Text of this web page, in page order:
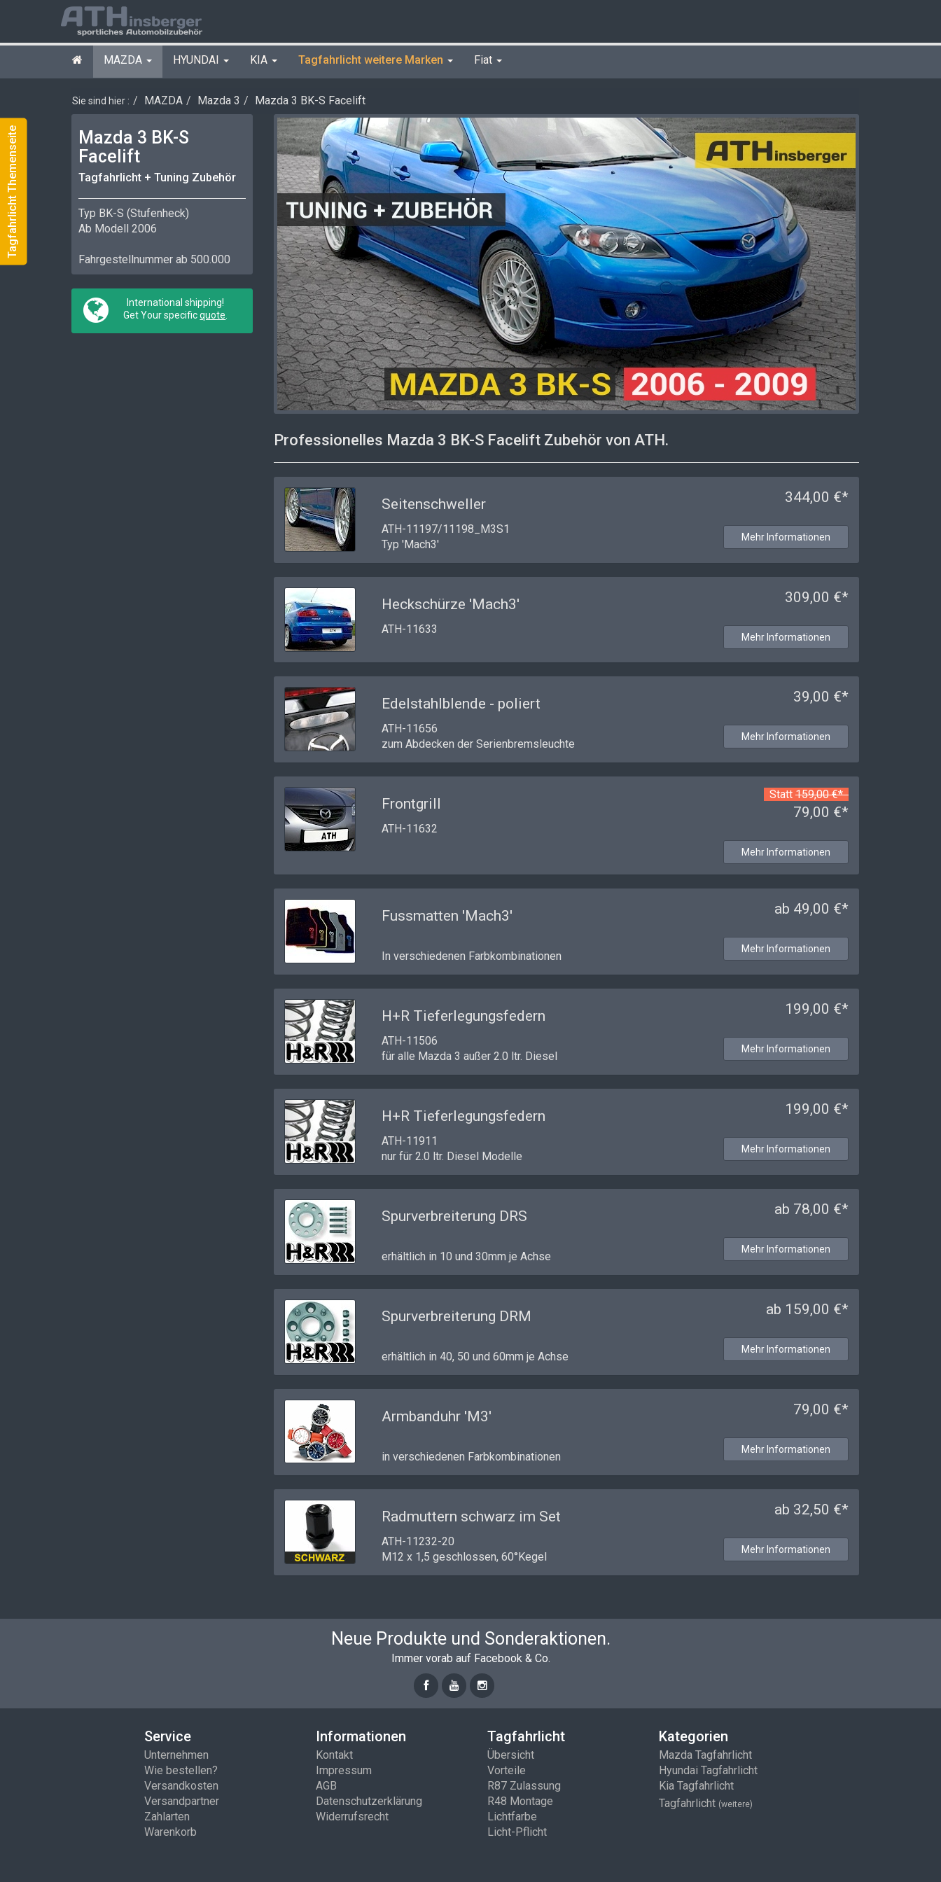
Tagfahrlicht Themenseite
MAZDA HYUNDAI KIA Tagfahrlicht weitere Marken Fiat
Sie sind hier : MAZDA Mazda 3 Mazda 3 BK-S Facelift
Mazda 3 BK-S
Facelift
Tagfahrlicht + Tuning Zubehör
Typ BK-S (Stufenheck)
Ab Modell 2006
Fahrgestellnummer ab 500.000
International shipping!
Get Your specificquote
Professionelles Mazda 3 BK-S Facelift Zubehör von ATH.
Seitenschweller
ATH-11197/11198_M3S1
Typ 'Mach3'
344,00 €*
Mehr Informationen
Heckschürze 'Mach3'
ATH-11633
309,00 €*
Mehr Informationen
Edelstahlblende - poliert
ATH-11656
zum Abdecken der Serienbremsleuchte
39,00 €*
Mehr Informationen
Frontgrill
ATH-11632
Statt 159,00 €*
79,00 €*
Mehr Informationen
Fussmatten 'Mach3'
In verschiedenen Farbkombinationen
ab 49,00 €*
Mehr Informationen
H+R Tieferlegungsfedern
ATH-11506
für alle Mazda 3 außer 2.0 ltr. Diesel
199,00 €*
Mehr Informationen
H+R Tieferlegungsfedern
ATH-11911
nur für 2.0 ltr. Diesel Modelle
199,00 €*
Mehr Informationen
Spurverbreiterung DRS
erhältlich in 10 und 30mm je Achse
ab 78,00 €*
Mehr Informationen
Spurverbreiterung DRM
erhältlich in 40, 50 und 60mm je Achse
ab 159,00 €*
Mehr Informationen
Armbanduhr 'M3'
in verschiedenen Farbkombinationen
79,00 €*
Mehr Informationen
Radmuttern schwarz im Set
ATH-11232-20
M12 x 1,5 geschlossen, 60°Kegel
ab 32,50 €*
Mehr Informationen
Neue Produkte und Sonderaktionen.
Immer vorab auf Facebook & Co.
Service
Unternehmen
Wie bestellen?
Versandkosten
Versandpartner
Zahlarten
Warenkorb
Informationen
Kontakt
Impressum
AGB
Datenschutzerklärung
Widerrufsrecht
Tagfahrlicht
Übersicht
Vorteile
R87 Zulassung
R48 Montage
Lichtfarbe
Licht-Pflicht
Kategorien
Mazda Tagfahrlicht
Hyundai Tagfahrlicht
Kia Tagfahrlicht
Tagfahrlicht (weitere)